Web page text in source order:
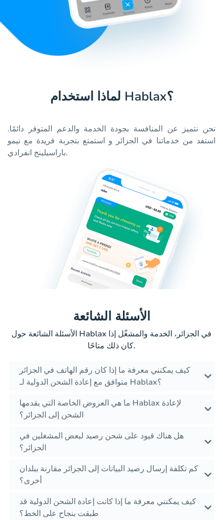
لماذا استخدام Hablax؟
نحن نتميز عن المنافسة بجودة الخدمة والدعم المتوفر دائمًا.
استفد من خدماتنا في الجزائر و استمتع بتجربة فريدة مع نيمو
باراسيلينج انفرادي.
الأسئلة الشائعة
الأسئلة الشائعة حول Hablax في الجزائر، الخدمة والمشغّل إذا
كان ذلك متاحًا.
كيف يمكنني معرفة ما إذا كان رقم الهاتف في الجزائر
متوافق مع إعادة الشحن الدولية لـ Hablax؟
ما هي العروض الخاصة التي يقدمها Hablax لإعادة
الشحن إلى الجزائر؟
هل هناك قيود على شحن رصيد لبعض المشغلين في
الجزائر؟
كم تكلفة إرسال رصيد البيانات إلى الجزائر مقارنة ببلدان
أخرى؟
كيف يمكنني معرفة ما إذا كانت إعادة الشحن الدولية قد
طبقت بنجاح على الخط؟